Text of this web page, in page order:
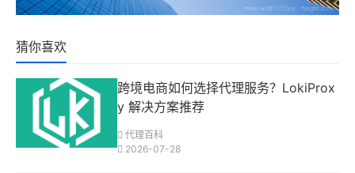
猜你喜欢
跨境电商如何选择代理服务？LokiProx
y 解决方案推荐
代理百科
2026-07-28